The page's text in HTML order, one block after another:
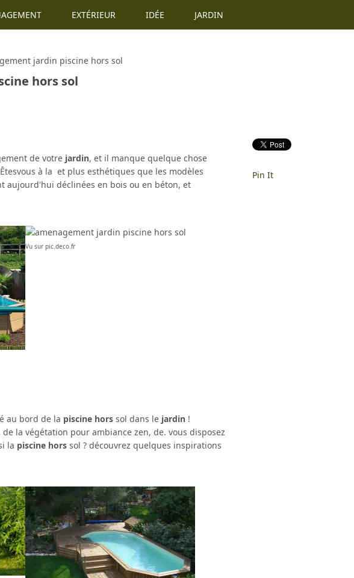
EXTÉRIEUR IDÉE JARDIN
jardin piscine hors sol
hors sol
de votre jardin, et il manque quelque chose
à la et plus esthétiques que les modèles
aujourd'hui déclinées en bois ou en béton, et
Vu sur pic.deco.fr
au bord de la piscine hors sol dans le jardin !
la végétation pour ambiance zen, de. vous disposez
la piscine hors sol ? découvrez quelques inspirations
Pin It